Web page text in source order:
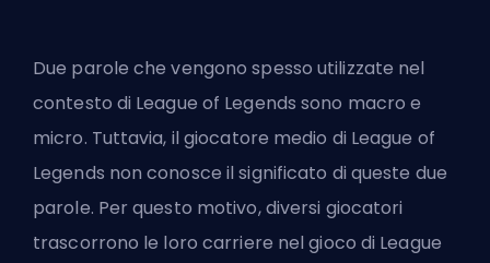
Due parole che vengono spesso utilizzate nel
contesto di League of Legends sono macro e
micro. Tuttavia, il giocatore medio di League of
Legends non conosce il significato di queste due
parole. Per questo motivo, diversi giocatori
trascorrono le loro carriere nel gioco di League